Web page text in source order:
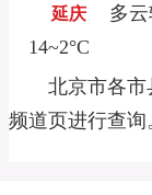
延庆
多云
14~2°C
北京市各市
频道页进行查询